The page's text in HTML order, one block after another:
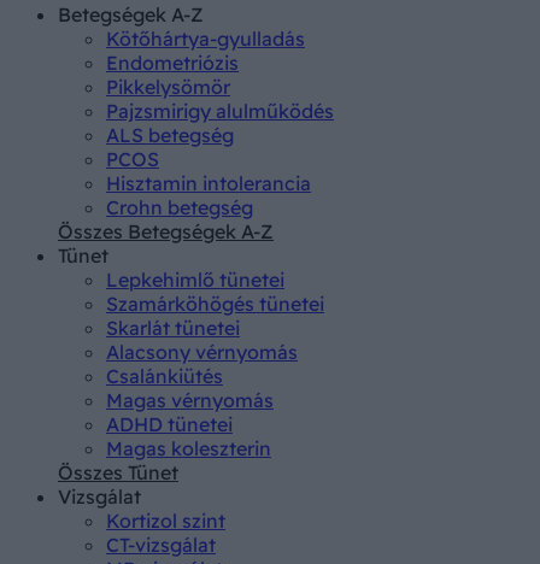
Betegségek A-Z
Kötőhártya-gyulladás
Endometriózis
Pikkelysömör
Pajzsmirigy alulműködés
ALS betegség
PCOS
Hisztamin intolerancia
Crohn betegség
Összes Betegségek A-Z
Tünet
Lepkehimlő tünetei
Szamárköhögés tünetei
Skarlát tünetei
Alacsony vérnyomás
Csalánkiütés
Magas vérnyomás
ADHD tünetei
Magas koleszterin
Összes Tünet
Vizsgálat
Kortizol szint
CT-vizsgálat